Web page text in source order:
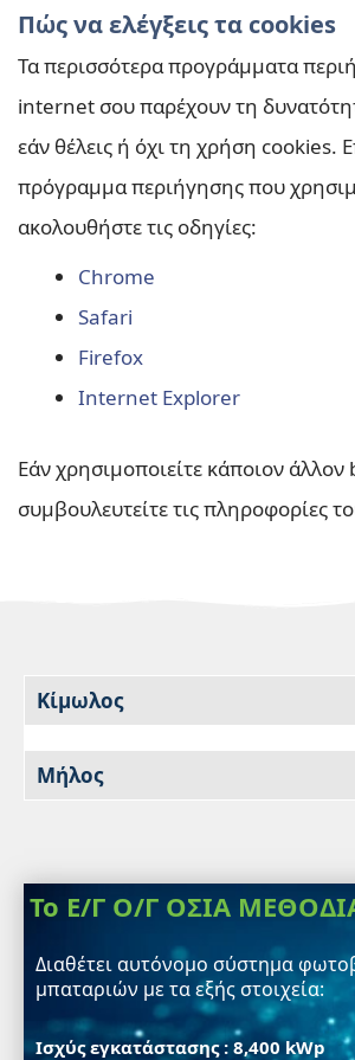
Πώς να ελέγξεις τα cookies
Τα περισσότερα προγράμματα
internet σου παρέχουν τη
εάν θέλεις ή όχι τη χρήση cookies.
πρόγραμμα περιήγησης που
ακολουθήστε τις οδηγίες:
Chrome
Safari
Firefox
Internet Explorer
Εάν χρησιμοποιείτε κάποιον άλλον
συμβουλευτείτε τις πληροφορίες
Κίμωλος
Μήλος
Το Ε/Γ Ο/Γ ΟΣΙΑ
Διαθέτει αυτόνομο σύστημα
μπαταριών με τα εξής στοιχεία:
Ισχύς εγκατάστασης : 8,400 kWp